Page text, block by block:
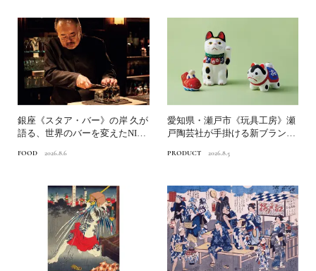
銀座《スタア・バー》の岸 久が
語る、世界のバーを変えたNINJ
FOOD 2026.8.6
愛知県・瀬戸市《玩具工房》瀬
戸陶芸社が手掛ける新ブランド
PRODUCT 2026.8.5